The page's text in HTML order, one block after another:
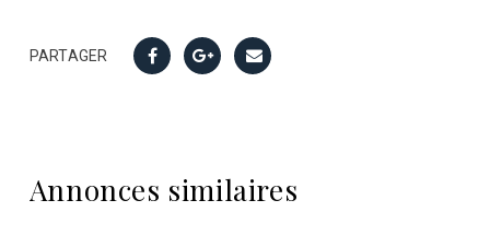
PARTAGER
Annonces similaires